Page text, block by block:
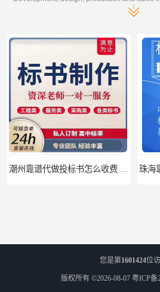
您是第1601424位
版权所有 ©2026-08-07 粤ICP备